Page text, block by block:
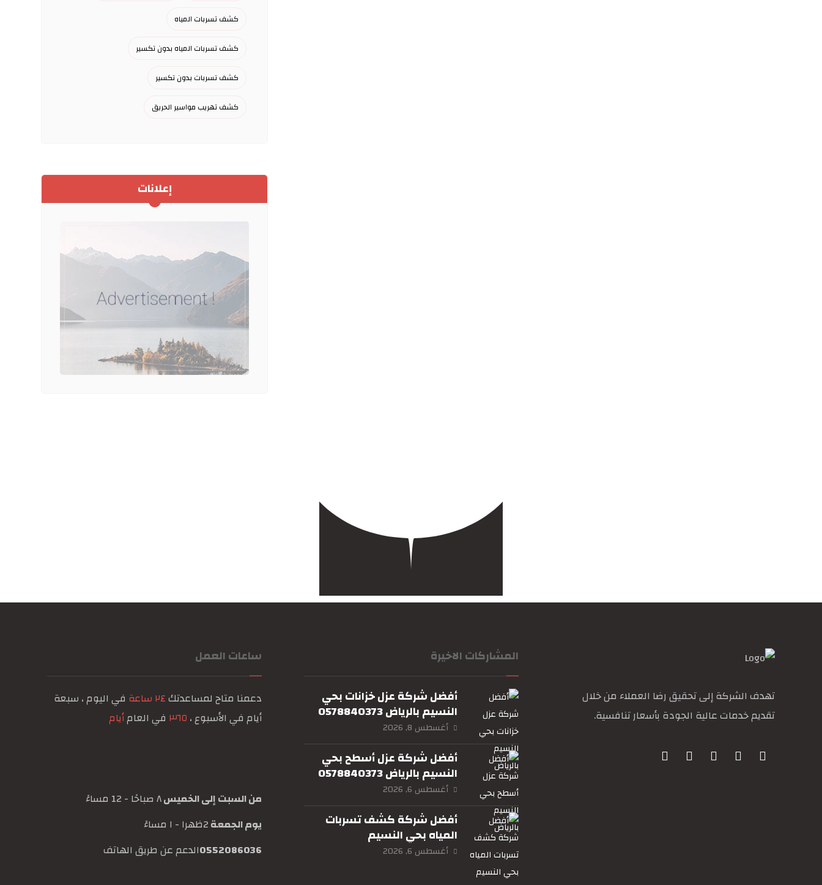
كشف تسربات المياه
كشف تسربات المياه بدون تكسير
كشف تسربات بدون تكسير
كشف تهريب مواسير الحريق
إعلانات
تهدف الشركة إلى تحقيق رضا العملاء من خلال
تقديم خدمات عالية الجودة بأسعار تنافسية.
المشاركات الاخيرة
أفضل شركة عزل خزانات بحي
النسيم بالرياض 0578840373
أغسطس 8, 2026
أفضل شركة عزل أسطح بحي
النسيم بالرياض 0578840373
أغسطس 6, 2026
أفضل شركة كشف تسربات
المياه بحي النسيم
بالرياض0578840373
أغسطس 6, 2026
ساعات العمل
دعمنا متاح لمساعدتك٢٤ ساعة
في اليوم ، سبعة
أيام في الأسبوع ، ٣٦٥ في العامأيام
من السبت إلى الخميس٨ صباحًا - 12 مساءً
يوم الجمعة2ظهرا - ١ مساءً
0552086036الدعم عن طريق الهاتف